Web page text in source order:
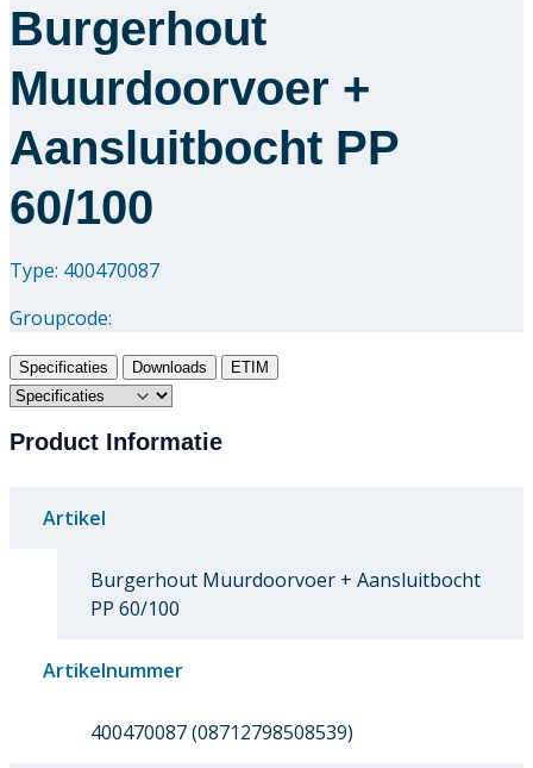
Burgerhout
Muurdoorvoer +
Aansluitbocht PP
60/100
Type: 400470087
Groupcode:
Specificaties Downloads ETIM
Product Informatie
Artikel
Burgerhout Muurdoorvoer + Aansluitbocht
PP 60/100
Artikelnummer
400470087 (08712798508539)